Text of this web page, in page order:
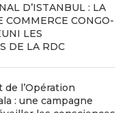
D’ISTANBUL : LA
COMMERCE CONGO-
LES
DE LA RDC
de l’Opération
: une campagne